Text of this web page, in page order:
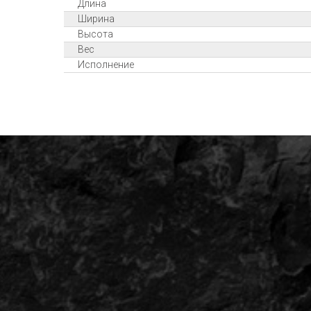
Длина
Ширина
Высота
Вес
Исполнение